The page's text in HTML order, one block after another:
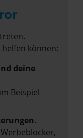
können:
deine
Beispiel